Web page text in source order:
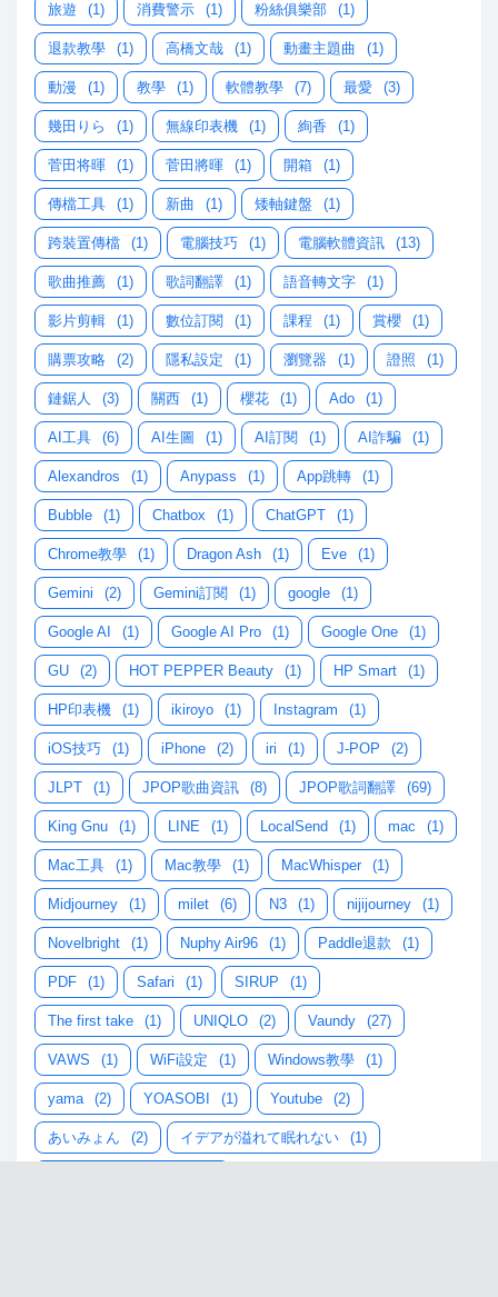
旅遊 (1) 消費警示 (1) 粉絲俱樂部 (1)
退款教學 (1) 高橋文哉 (1) 動畫主題曲 (1)
動漫 (1) 教學 (1) 軟體教學 (7) 最愛 (3)
幾田りら (1) 無線印表機 (1) 絢香 (1)
菅田将暉 (1) 菅田將暉 (1) 開箱 (1)
傳檔工具 (1) 新曲 (1) 矮軸鍵盤 (1)
跨裝置傳檔 (1) 電腦技巧 (1) 電腦軟體資訊 (13)
歌曲推薦 (1) 歌詞翻譯 (1) 語音轉文字 (1)
影片剪輯 (1) 數位訂閱 (1) 課程 (1) 賞櫻 (1)
購票攻略 (2) 隱私設定 (1) 瀏覽器 (1) 證照 (1)
鏈鋸人 (3) 關西 (1) 櫻花 (1) Ado (1)
AI工具 (6) AI生圖 (1) AI訂閱 (1) AI詐騙 (1)
Alexandros (1) Anypass (1) App跳轉 (1)
Bubble (1) Chatbox (1) ChatGPT (1)
Chrome教學 (1) Dragon Ash (1) Eve (1)
Gemini (2) Gemini訂閱 (1) google (1)
Google AI (1) Google AI Pro (1) Google One (1)
GU (2) HOT PEPPER Beauty (1) HP Smart (1)
HP印表機 (1) ikiroyo (1) Instagram (1)
iOS技巧 (1) iPhone (2) iri (1) J-POP (2)
JLPT (1) JPOP歌曲資訊 (8) JPOP歌詞翻譯 (69)
King Gnu (1) LINE (1) LocalSend (1) mac (1)
Mac工具 (1) Mac教學 (1) MacWhisper (1)
Midjourney (1) milet (6) N3 (1) nijijourney (1)
Novelbright (1) Nuphy Air96 (1) Paddle退款 (1)
PDF (1) Safari (1) SIRUP (1)
The first take (1) UNIQLO (2) Vaundy (27)
VAWS (1) WiFi設定 (1) Windows教學 (1)
yama (2) YOASOBI (1) Youtube (2)
あいみょん (2) イデアが溢れて眠れない (1)